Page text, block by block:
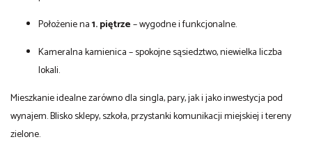
Położenie na1. piętrze– wygodne i funkcjonalne.
Kameralna kamienica – spokojne sąsiedztwo, niewielka liczba
lokali.
Mieszkanie idealne zarówno dla singla, pary, jak i jako inwestycja pod
wynajem. Blisko sklepy, szkoła, przystanki komunikacji miejskiej i tereny
zielone.